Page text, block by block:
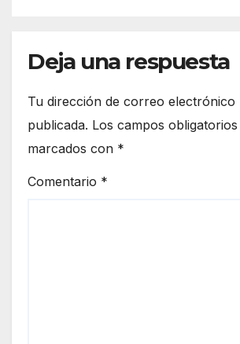
Deja una respuesta
Tu dirección de correo electrónico
publicada. Los campos
marcados con *
Comentario *